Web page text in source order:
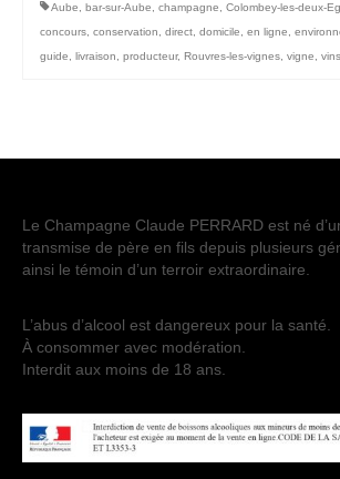
Aube bar-sur-Aube champagne Colombey-les-deux-
concours conservation direct domicile en ligne
guide
livraison producteur, Rouvres-les-vignes vigne vins
Le Champagne Claude PERRARD est né
transmise de père en fils depuis plusieurs
ainsi le témoin d’un terroir extraordinaire.
L’abus d’alcool est dangereux pour la santé.
À consommer avec modération.
Interdit aux moins de 18 ans.